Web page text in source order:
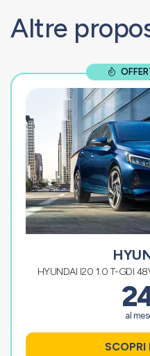
Altre
HYUNDAI I20 1.0 T-GDI
al
SCOPRI